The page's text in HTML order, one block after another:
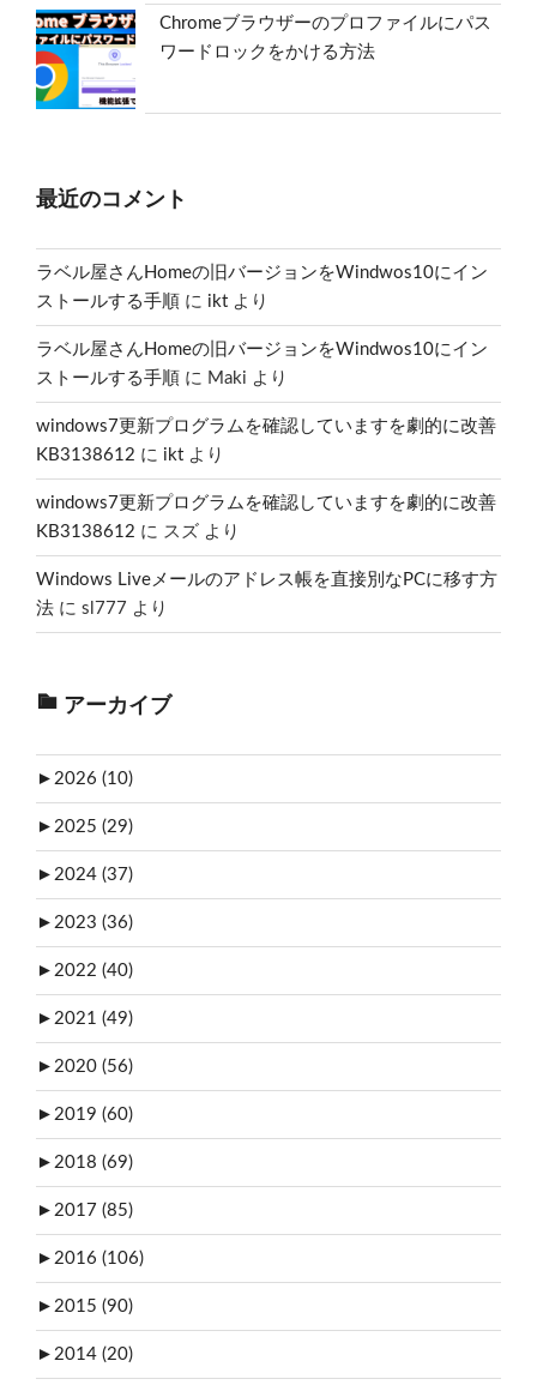
Chromeブラウザーのプロファイルにパス
ワードロックをかける方法
最近のコメント
ラベル屋さんHomeの旧バージョンをWindwos10にイン
ストールする手順 に ikt より
ラベル屋さんHomeの旧バージョンをWindwos10にイン
ストールする手順 に Maki より
windows7更新プログラムを確認していますを劇的に改善
KB3138612 に ikt より
windows7更新プログラムを確認していますを劇的に改善
KB3138612 に スズ より
Windows Liveメールのアドレス帳を直接別なPCに移す方
法 に sl777 より
アーカイブ
► 2026 (10)
► 2025 (29)
► 2024 (37)
► 2023 (36)
► 2022 (40)
► 2021 (49)
► 2020 (56)
► 2019 (60)
► 2018 (69)
► 2017 (85)
► 2016 (106)
► 2015 (90)
► 2014 (20)